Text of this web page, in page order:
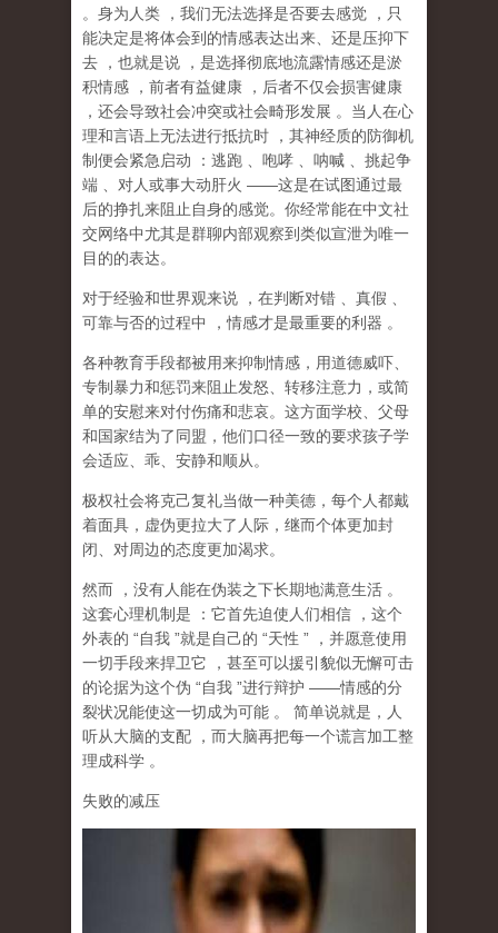
。身为人类
，我们无法选择是否要去感觉
，只
能决定是将体会到的情感表达出来、还是压抑下
去
，也就是说 ， 是选择彻底地流露情感还是淤
积情感
，前者有益健康
，后者不仅会损害健康
，还会导致社会冲突或社会畸形发展 。当人在心
理和言语上无法进行抵抗时
，其神经质的防御机
制便会紧急启动
：逃跑 、咆哮 、呐喊
、挑起争
端
、对人或事大动肝火 ——这是在试图通过最
后的挣扎来阻止自身的感觉。你经常能在中文社
交网络中尤其是群聊内部观察到类似宣泄为唯一
目的的表达。
对于经验和世界观来说 ，在判断对错 、真假
可靠与否的过程中
，情感才是最重要的利器 。
各种教育手段都被用来抑制情感，用道德威吓、
专制暴力和惩罚来阻止发怒、转移注意力，或简
单的安慰来对付伤痛和悲哀。这方面学校、父母
和国家结为了同盟，他们口径一致的要求孩子学
会适应、乖、安静和顺从。
极权社会将克己复礼当做一种美德，每个人都戴
着面具，虚伪更拉大了人际，继而个体更加封
闭、对周边的态度更加渴求。
然而 ，没有人能在伪装之下长期地满意生活 。
这套心理机制是
：它首先迫使人们相信
，这个
外表的 “自我 ”就是自己的 “天性 ”
，并愿意使用
一切手段来捍卫它
，甚至可以援引貌似无懈可击
的论据为这个伪 “自我 ”进行辩护 ——情感的分
裂状况能使这一切成为可能 。 简单说就是， 人
听从大脑的支配
，而大脑再把每一个谎言加工整
理成科学 。
失败的减压